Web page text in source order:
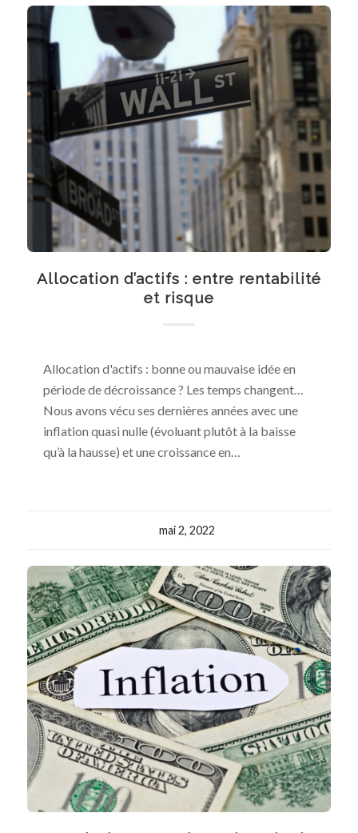
Allocation d’actifs : entre rentabilité
et risque
Allocation d'actifs : bonne ou mauvaise idée en
période de décroissance ? Les temps changent…
Nous avons vécu ses dernières années avec une
inflation quasi nulle (évoluant plutôt à la baisse
qu’à la hausse) et une croissance en…
mai 2, 2022